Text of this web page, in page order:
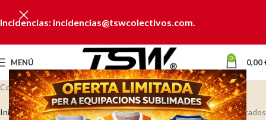
Incidencias: incidencias@tswcolectivos.com.
MENÚ 0 0,00
Colección TECNOLOGÍA
Inicio TECNOLOGÍA Mostrando los 200 resultados